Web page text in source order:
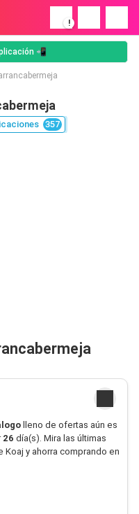
!
📲
357
lleno de ofertas aún es
26 día(s). Mira las últimas
Koaj y ahorra comprando en